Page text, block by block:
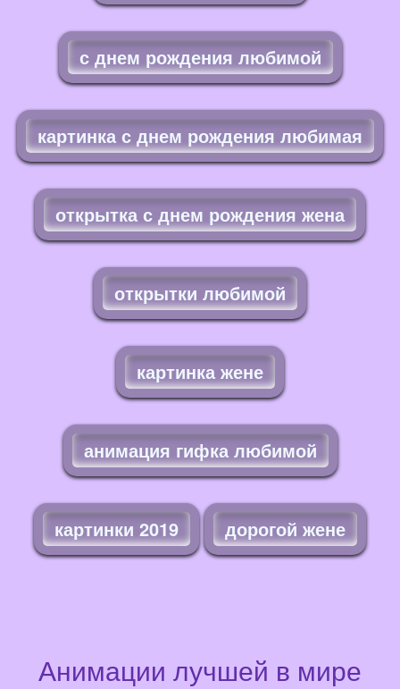
с днем рождения любимой
картинка с днем рождения любимая
открытка с днем рождения жена
открытки любимой
картинка жене
анимация гифка любимой
картинки 2019 дорогой жене
Анимации лучшей в мире